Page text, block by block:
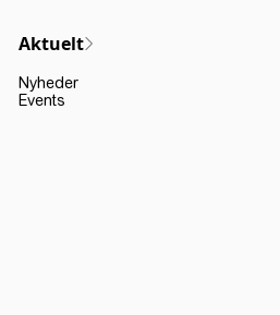
Aktuelt
Nyheder
Events